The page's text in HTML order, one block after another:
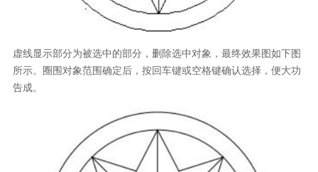
虚线显示部分为被选中的部分，删除选中对象，最终效果图如下图
所示。圈围对象范围确定后，按回车键或空格键确认选择，便大功
告成。